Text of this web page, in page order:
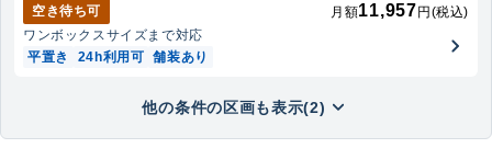
空き待ち可 月額11,957 円(税込)
ワンボックスサイズまで対応
平置き
24h利用可 舗装あり
他の条件の区画も表示(2)